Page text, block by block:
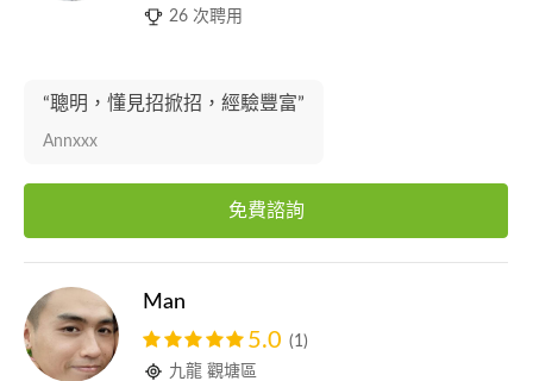
26 次聘用
“聰明，懂見招掀招，經驗豐富”
Annxxx
免費諮詢
Man
5.0 (1)
九龍 觀塘區